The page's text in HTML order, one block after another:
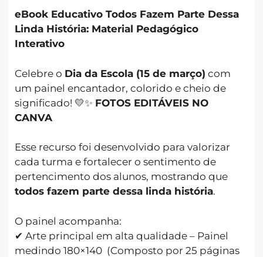
eBook Educativo Todos Fazem Parte Dessa
Linda História: Material Pedagógico
Interativo
Celebre o Dia da Escola (15 de março) com
um painel encantador, colorido e cheio de
significado! 💛✨ FOTOS EDITÁVEIS NO
CANVA
Esse recurso foi desenvolvido para valorizar
cada turma e fortalecer o sentimento de
pertencimento dos alunos, mostrando que
todos fazem parte dessa linda história.
O painel acompanha:
✔ Arte principal em alta qualidade – Painel
medindo 180×140 (Composto por 25 páginas